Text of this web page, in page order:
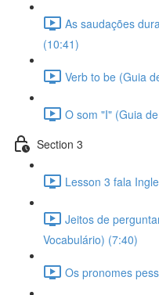
As saudações
(10:41)
Verb to be (Guia
O som "I" (Guia
Section 3
Lesson 3 fala
Jeitos de
Vocabulário) (7:40)
Os pronomes